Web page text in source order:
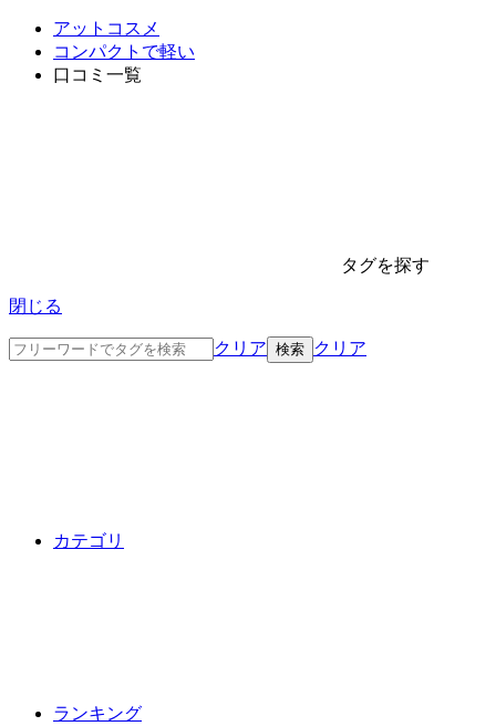
アットコスメ
コンパクトで軽い
口コミ一覧
タグを探す
閉じる
クリア クリア
カテゴリ
ランキング